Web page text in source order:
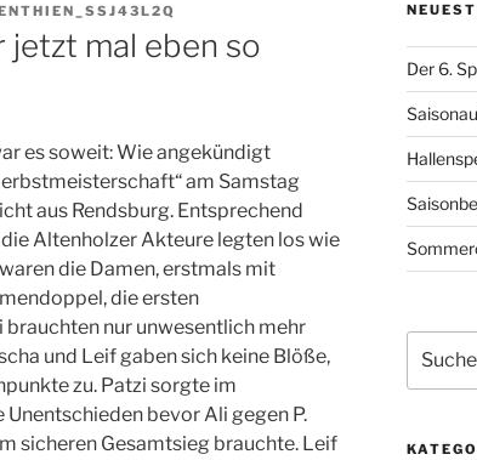
jetzt mal eben so
es soweit: Wie angekündigt
am Samstag
aus Rendsburg. Entsprechend
Altenholzer Akteure legten los wie
die Damen, erstmals mit
die ersten
nur unwesentlich mehr
und Leif gaben sich keine Blöße,
zu. Patzi sorgte im
bevor Ali gegen P.
sicheren Gesamtsieg brauchte. Leif
Der 6.
nach: